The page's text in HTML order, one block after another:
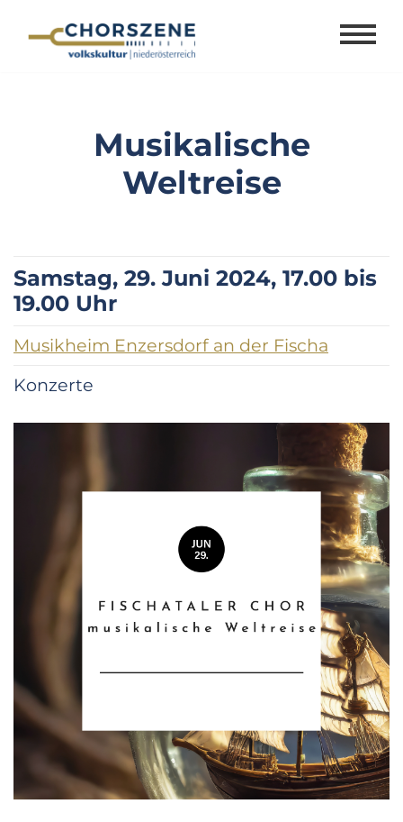
Musikalische
Weltreise
Samstag, 29. Juni 2024, 17.00 bis
19.00 Uhr
Musikheim Enzersdorf an der Fischa
Konzerte